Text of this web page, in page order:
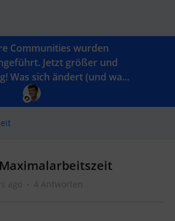
Communities wurden
Jetzt größer und
Was sich ändert (und wa...
ago 4 Antworten